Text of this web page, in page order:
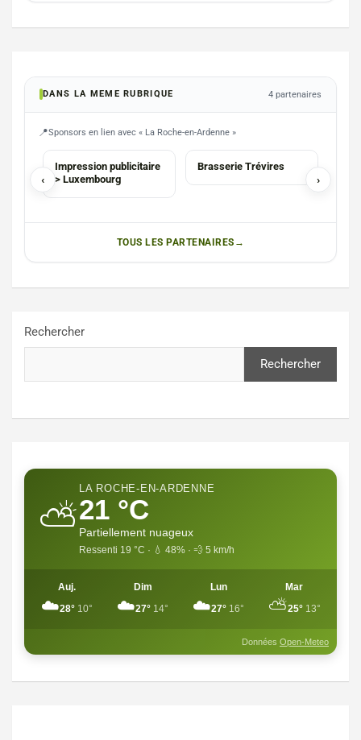
DANS LA MEME RUBRIQUE 4 partenaires
Sponsors en lien avec « La Roche-en-Ardenne »
‹ ›
AGENCE
Impression publicitaire
> Luxembourg
HORECA
Brasserie Trévires
TOUS LES PARTENAIRES
Rechercher
Rechercher
⛅
LA ROCHE-EN-ARDENNE
21 °C
Partiellement nuageux
Ressenti 19 °C · 💧 48% · 💨 5 km/h
Auj.
☁️28° 10°
Dim
☁️27° 14°
Lun
☁️27° 16°
Mar
⛅25° 13°
Données Open-Meteo